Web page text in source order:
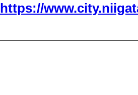
https://